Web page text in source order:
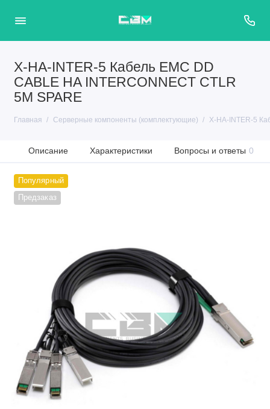
X-HA-INTER-5 Кабель EMC DD
CABLE HA INTERCONNECT CTLR
5M SPARE
Главная Серверные компоненты (комплектующие) X-HA-INTER-5
Описание Характеристики Вопросы и ответы 0
Популярный
Предзаказ